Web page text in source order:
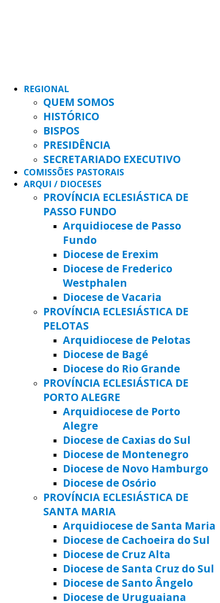
REGIONAL
QUEM SOMOS
HISTÓRICO
BISPOS
PRESIDÊNCIA
SECRETARIADO EXECUTIVO
COMISSÕES PASTORAIS
ARQUI / DIOCESES
PROVÍNCIA ECLESIÁSTICA DE
PASSO FUNDO
Arquidiocese de Passo
Fundo
Diocese de Erexim
Diocese de Frederico
Westphalen
Diocese de Vacaria
PROVÍNCIA ECLESIÁSTICA DE
PELOTAS
Arquidiocese de Pelotas
Diocese de Bagé
Diocese do Rio Grande
PROVÍNCIA ECLESIÁSTICA DE
PORTO ALEGRE
Arquidiocese de Porto
Alegre
Diocese de Caxias do Sul
Diocese de Montenegro
Diocese de Novo Hamburgo
Diocese de Osório
PROVÍNCIA ECLESIÁSTICA DE
SANTA MARIA
Arquidiocese de Santa Maria
Diocese de Cachoeira do Sul
Diocese de Cruz Alta
Diocese de Santa Cruz do Sul
Diocese de Santo Ângelo
Diocese de Uruguaiana